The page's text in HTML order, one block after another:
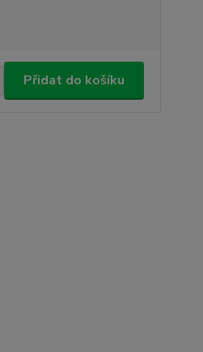
Přidat do košíku